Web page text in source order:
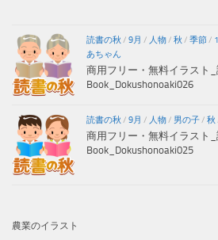
読書の秋 / 9月 / 人物/ 秋 / 季節/
あちゃん
商用フリー・無料イラスト
Book_Dokushonoaki026
読書の秋 / 9月 / 人物/ 男の子/ 秋
商用フリー・無料イラスト
Book_Dokushonoaki025
農業のイラスト